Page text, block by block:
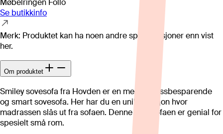
Møbelringen Follo
Se butikkinfo
Merk: Produktet kan ha noen andre spesifikasjoner enn vist
her.
Om produktet
Smiley sovesofa fra Hovden er en meget plassbesparende
og smart sovesofa. Her har du en unik funksjon hvor
madrassen slås ut fra sofaen. Denne sovesofaen er genial for
spesielt små rom.